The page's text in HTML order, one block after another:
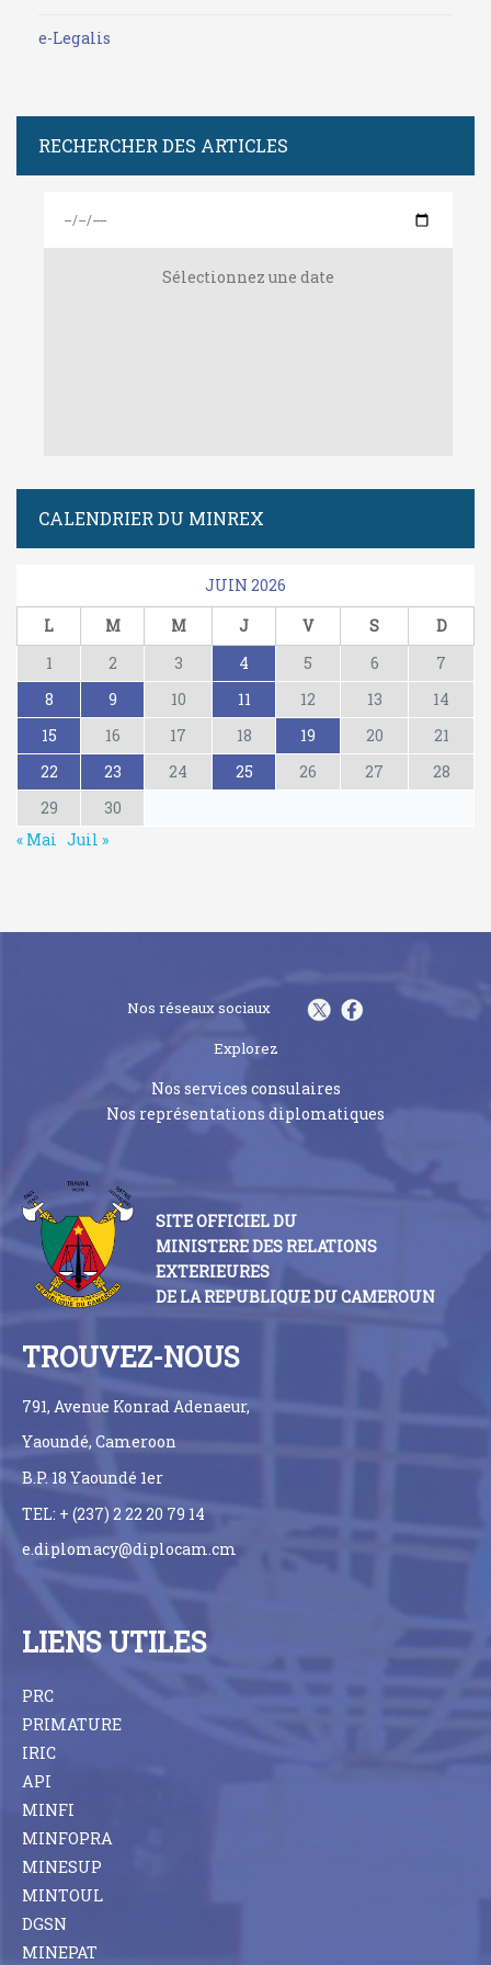
e-Legalis
RECHERCHER DES ARTICLES
Sélectionnez une date
CALENDRIER DU MINREX
JUIN 2026
L
M M J V S
D
1
2 3 4 5 6
7
8
9 10 11 12 13
14
15
16 17 18 19 20
21
22
23 24 25 26 27
28
29
30
« Mai Juil »
Nos réseaux sociaux
Explorez
Nos services consulaires
Nos représentations diplomatiques
SITE OFFICIEL DU
MINISTERE DES RELATIONS
EXTERIEURES
DE LA REPUBLIQUE DU CAMEROUN
TROUVEZ-NOUS
791, Avenue Konrad Adenaeur,
Yaoundé, Cameroon
B.P. 18 Yaoundé 1er
TEL: + (237) 2 22 20 79 14
e.diplomacy@diplocam.cm
LIENS UTILES
PRC
PRIMATURE
IRIC
API
MINFI
MINFOPRA
MINESUP
MINTOUL
DGSN
MINEPAT